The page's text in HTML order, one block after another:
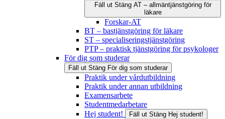
Fäll ut Stäng AT – allmäntjänstgöring för
läkare
Forskar-AT
BT – bastjänstgöring för läkare
ST – specialiseringstjänstgöring
PTP – praktisk tjänstgöring för psykologer
För dig som studerar
Fäll ut Stäng För dig som studerar
Praktik under vårdutbildning
Praktik under annan utbildning
Examensarbete
Studentmedarbetare
Hej student!
Fäll ut Stäng Hej student!